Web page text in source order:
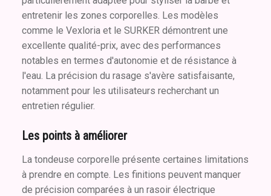
entretenir les zones corporelles. Les modèles
comme le Vexloria et le SURKER démontrent une
excellente qualité-prix, avec des performances
notables en termes d'autonomie et de résistance à
l'eau. La précision du rasage s'avère satisfaisante,
notamment pour les utilisateurs recherchant un
entretien régulier.
Les points à améliorer
La tondeuse corporelle présente certaines limitations
à prendre en compte. Les finitions peuvent manquer
de précision comparées à un rasoir électrique